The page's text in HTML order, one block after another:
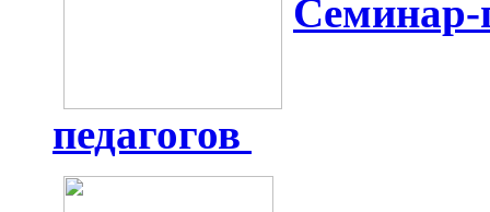
Семинар-
педагогов